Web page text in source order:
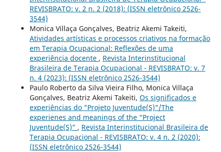
REVISBRATO: v. 2 n. 2 (2018): (ISSN eletrônico 2526-
3544)
Monica Villaça Gonçalves, Beatriz Akemi Takeiti,
Atividades artísticas e processos criativos na formação
em Terapia Ocupacional: Reflexões de uma
experiência docente , Revista Interinstitucional
Brasileira de Terapia Ocupacional - REVISBRATO: v. 7
n. 4 (2023): (ISSN eletrônico 2526-3544)
Paulo Roberto da Silva Vieira Filho, Monica Villaça
Gonçalves, Beatriz Akemi Takeiti, Os significados e
experiências do "Projeto Juventude(S)"/The
experienes and meanings of the “Project
Juventude(S)” , Revista Interinstitucional Brasileira de
Terapia Ocupacional - REVISBRATO: v. 4 n. 2 (2020):
(ISSN eletrônico 2526-3544)